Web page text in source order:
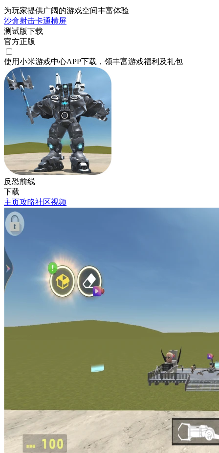
为玩家提供广阔的游戏空间丰富体验
沙盒射击卡通横屏
测试版下载
官方正版
使用小米游戏中心APP下载 ，领丰富游戏福利 及礼包
反恐前线
下载
主页攻略社区视频